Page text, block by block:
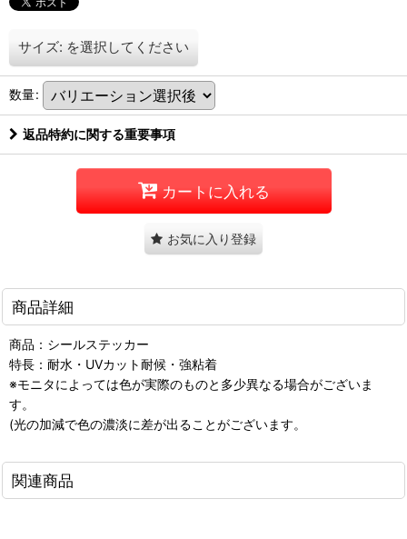
サイズ: を選択してください
数量:
返品特約に関する重要事項
カートに入れる
お気に入り登録
商品詳細
商品：シールステッカー
特長：耐水・UVカット耐候・強粘着
※モニタによっては色が実際のものと多少異なる場合がございま
す。
(光の加減で色の濃淡に差が出ることがございます。
関連商品